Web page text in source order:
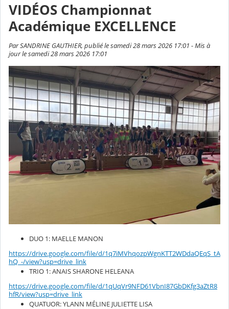
VIDÉOS Championnat
Académique EXCELLENCE
Par SANDRINE GAUTHIER, publié le samedi 28 mars 2026 17:01 - Mis à
jour le samedi 28 mars 2026 17:01
DUO 1: MAELLE MANON
https://drive.google.com/file/d/1q7iMVhqozpWgnKTT2WDdaQEqS_tA
hQ_-/view?usp=drive_link
TRIO 1: ANAIS SHARONE HELEANA
https://drive.google.com/file/d/1qUqVr9NFD61VbnI87GbDKfg3aZtR8
hfR/view?usp=drive_link
QUATUOR: YLANN MÉLINE JULIETTE LISA